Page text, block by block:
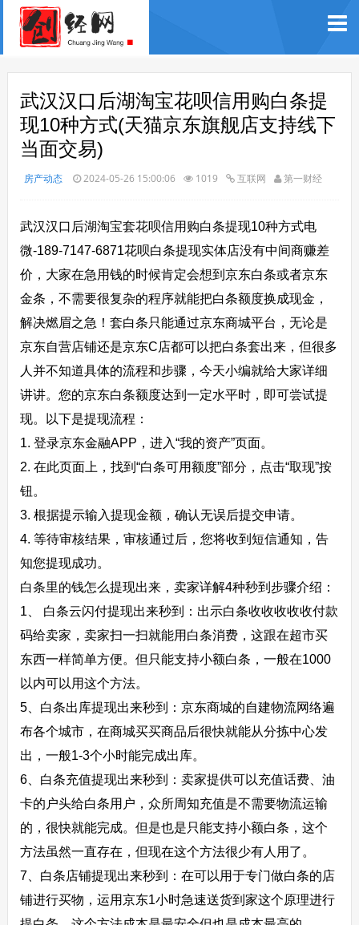
武汉汉口后湖淘宝花呗信用购白条提
现10种方式(天猫京东旗舰店支持线下
当面交易)
房产动态 2024-05-26 15:00:06 1019 互联网 第一财经
武汉汉口后湖淘宝套花呗信用购白条提现10种方式电
微-189-7147-6871花呗白条提现实体店没有中间商赚差
价，大家在急用钱的时候肯定会想到京东白条或者京东
金条，不需要很复杂的程序就能把白条额度换成现金，
解决燃眉之急！套白条只能通过京东商城平台，无论是
京东自营店铺还是京东C店都可以把白条套出来，但很多
人并不知道具体的流程和步骤，今天小编就给大家详细
讲讲。您的京东白条额度达到一定水平时，即可尝试提
现。以下是提现流程：
1. 登录京东金融APP，进入“我的资产”页面。
2. 在此页面上，找到“白条可用额度”部分，点击“取现”按
钮。
3. 根据提示输入提现金额，确认无误后提交申请。
4. 等待审核结果，审核通过后，您将收到短信通知，告
知您提现成功。
白条里的钱怎么提现出来，卖家详解4种秒到步骤介绍：
1、 白条云闪付提现出来秒到：出示白条收收收收收付款
码给卖家，卖家扫一扫就能用白条消费，这跟在超市买
东西一样简单方便。但只能支持小额白条，一般在1000
以内可以用这个方法。
5、白条出库提现出来秒到：京东商城的自建物流网络遍
布各个城市，在商城买买商品后很快就能从分拣中心发
出，一般1-3个小时能完成出库。
6、白条充值提现出来秒到：卖家提供可以充值话费、油
卡的户头给白条用户，众所周知充值是不需要物流运输
的，很快就能完成。但是也是只能支持小额白条，这个
方法虽然一直存在，但现在这个方法很少有人用了。
7、白条店铺提现出来秒到：在可以用于专门做白条的店
铺进行买物，运用京东1小时急速送货到家这个原理进行